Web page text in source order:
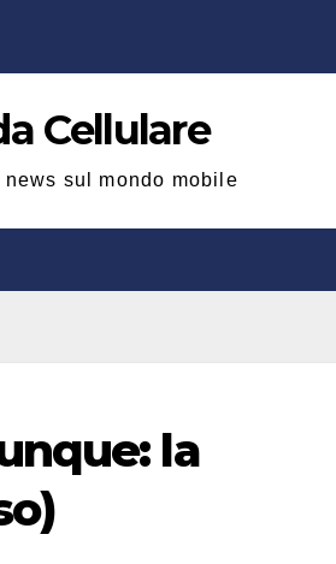
Cellulare
sul mondo mobile
la